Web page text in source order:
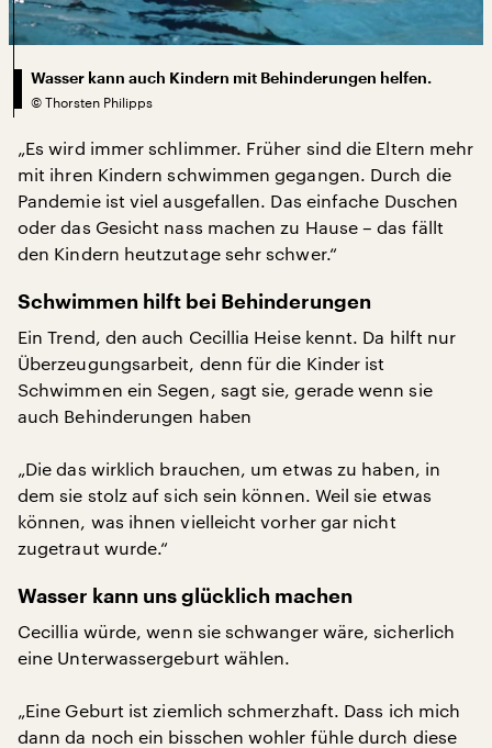
Wasser kann auch Kindern mit Behinderungen helfen.
© Thorsten Philipps
„Es wird immer schlimmer. Früher sind die Eltern mehr
mit ihren Kindern schwimmen gegangen. Durch die
Pandemie ist viel ausgefallen. Das einfache Duschen
oder das Gesicht nass machen zu Hause – das fällt
den Kindern heutzutage sehr schwer.“
Schwimmen hilft bei Behinderungen
Ein Trend, den auch Cecillia Heise kennt. Da hilft nur
Überzeugungsarbeit, denn für die Kinder ist
Schwimmen ein Segen, sagt sie, gerade wenn sie
auch Behinderungen haben
„Die das wirklich brauchen, um etwas zu haben, in
dem sie stolz auf sich sein können. Weil sie etwas
können, was ihnen vielleicht vorher gar nicht
zugetraut wurde.“
Wasser kann uns glücklich machen
Cecillia würde, wenn sie schwanger wäre, sicherlich
eine Unterwassergeburt wählen.
„Eine Geburt ist ziemlich schmerzhaft. Dass ich mich
dann da noch ein bisschen wohler fühle durch diese